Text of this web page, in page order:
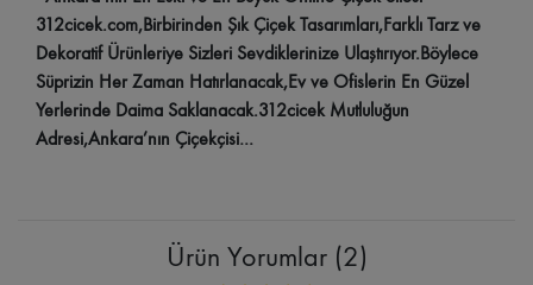
312cicek.com,Birbirinden Şık Çiçek Tasarımları,Farklı Tarz ve
Dekoratif Ürünleriye Sizleri Sevdiklerinize Ulaştırıyor.Böylece
Süprizin Her Zaman Hatırlanacak,Ev ve Ofislerin En Güzel
Yerlerinde Daima Saklanacak.312cicek Mutluluğun
Adresi,Ankara’nın Çiçekçisi…
Ürün Yorumlar (2)